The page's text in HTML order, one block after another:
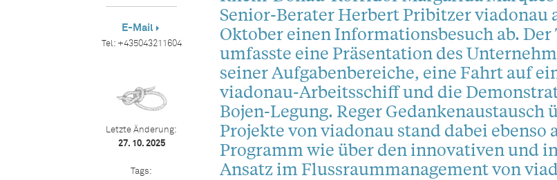
Senior-Berater Herbert Pribitzer viadonau
Oktober einen Informationsbesuch ab. Der
umfasste eine Präsentation des
seiner Aufgabenbereiche, eine Fahrt auf
viadonau-Arbeitsschiff und die
Bojen-Legung. Reger Gedankenaustausch
Projekte von viadonau stand dabei ebenso
Programm wie über den innovativen und
Ansatz im Flussraummanagement von
E-Mail
Tel: +435043211604
Letzte Änderung:
27. 10. 2025
Tags: